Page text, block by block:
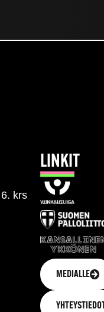
krs
LINKIT
MEDIALLE